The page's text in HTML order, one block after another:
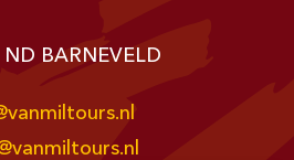
BARNEVELD